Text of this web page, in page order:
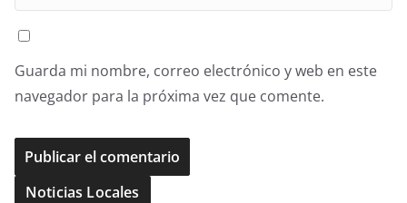
Guarda mi nombre, correo electrónico y web en este
navegador para la próxima vez que comente.
Noticias Locales